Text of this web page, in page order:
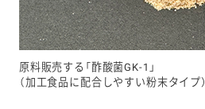
原料販売する「酢酸菌GK-1」
（加工食品に配合しやすい粉末タイプ）